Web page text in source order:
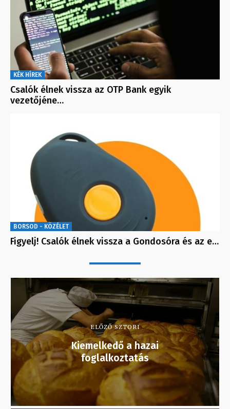
KÉK HÍREK
Csalók élnek vissza az OTP Bank egyik
vezetőjéne…
BORSOD - KÖZÉLET
Figyelj! Csalók élnek vissza a Gondosóra és az e…
ELŐZŐ SZTORI
Kiemelkedő a hazai
foglalkoztatás